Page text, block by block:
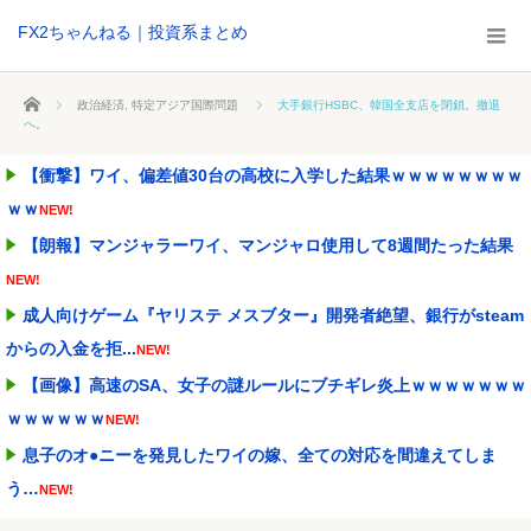
FX2ちゃんねる｜投資系まとめ
ホーム 政治経済 特定アジア国際問題
大手銀行HSBC、韓国全支店を閉鎖。撤退
へ。
【衝撃】ワイ、偏差値30台の高校に入学した結果ｗｗｗｗｗｗｗｗ
ｗｗNEW!
【朗報】マンジャラーワイ、マンジャロ使用して8週間たった結果
NEW!
成人向けゲーム『ヤリステ メスブター』開発者絶望、銀行がsteam
からの入金を拒...NEW!
【画像】高速のSA、女子の謎ルールにブチギレ炎上ｗｗｗｗｗｗｗ
ｗｗｗｗｗｗNEW!
息子のオ●ニーを発見したワイの嫁、全ての対応を間違えてしま
う…NEW!